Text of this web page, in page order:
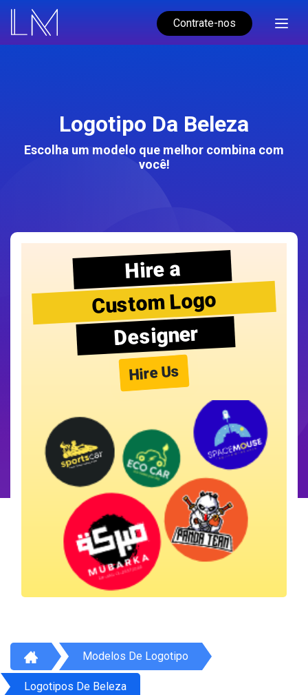
Contrate-nos
Logotipo Da Beleza
Escolha um modelo que melhor combina com
você!
Hire a
Custom Logo
Designer
Hire Us
Modelos De Logotipo
Logotipos De Beleza